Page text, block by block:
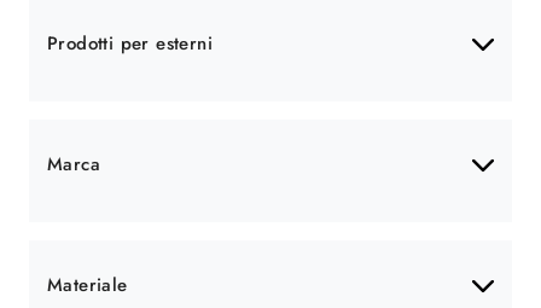
Prodotti per esterni
Marca
Materiale